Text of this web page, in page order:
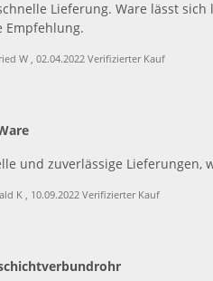
Lieferung. Ware lässt
Empfehlung.
W 02.04.2022 Verifizierter Kauf
und zuverlässige Lieferungen,
K 10.09.2022 Verifizierter Kauf